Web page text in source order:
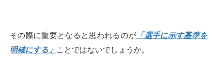
その際に重要となると思われるのが 「選手に示す基準を
明確にする」 ことではないでしょうか。